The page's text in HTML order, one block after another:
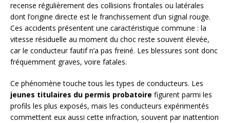
recense régulièrement des collisions frontales ou latérales
dont l’origine directe est le franchissement d’un signal rouge.
Ces accidents présentent une caractéristique commune : la
vitesse résiduelle au moment du choc reste souvent élevée,
car le conducteur fautif n’a pas freiné. Les blessures sont donc
fréquemment graves, voire fatales.
Ce phénomène touche tous les types de conducteurs. Les
jeunes titulaires du permis probatoire figurent parmi les
profils les plus exposés, mais les conducteurs expérimentés
commettent eux aussi cette infraction, souvent par inattention